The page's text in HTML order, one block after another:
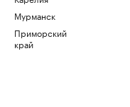
Мурманск
Приморский
край